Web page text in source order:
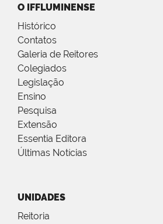
O IFFLUMINENSE
Histórico
Contatos
Galeria de Reitores
Colegiados
Legislação
Ensino
Pesquisa
Extensão
Essentia Editora
Últimas Notícias
UNIDADES
Reitoria